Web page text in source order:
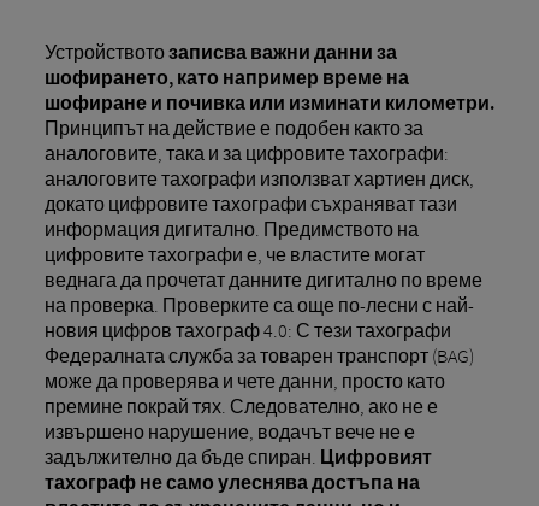
Устройствотозаписва важни данни за
шофирането, като например време на
шофиране и почивка или изминати километри.
Принципът на действие е подобен както за
аналоговите, така и за цифровите тахографи:
аналоговите тахографи използват хартиен диск,
докато цифровите тахографи съхраняват тази
информация дигитално. Предимството на
цифровите тахографи е, че властите могат
веднага да прочетат данните дигитално по време
на проверка. Проверките са още по-лесни с най-
новия цифров тахограф 4.0: С тези тахографи
Федералната служба за товарен транспорт (BAG)
може да проверява и чете данни, просто като
премине покрай тях. Следователно, ако не е
извършено нарушение, водачът вече не е
задължително да бъде спиран. Цифровият
тахограф не само улеснява достъпа на